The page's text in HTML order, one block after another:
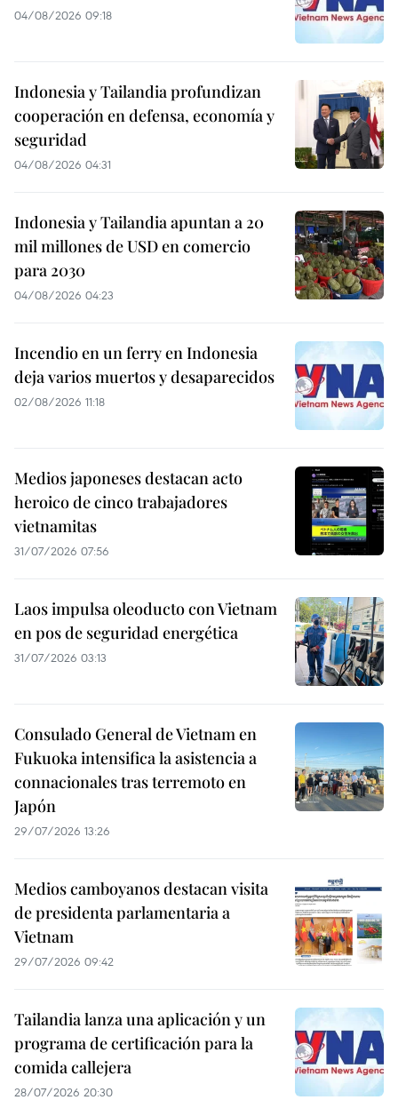
04/08/2026 09:18
Indonesia y Tailandia profundizan
cooperación en defensa, economía y
seguridad
04/08/2026 04:31
Indonesia y Tailandia apuntan a 20
mil millones de USD en comercio
para 2030
04/08/2026 04:23
Incendio en un ferry en Indonesia
deja varios muertos y desaparecidos
02/08/2026 11:18
Medios japoneses destacan acto
heroico de cinco trabajadores
vietnamitas
31/07/2026 07:56
Laos impulsa oleoducto con Vietnam
en pos de seguridad energética
31/07/2026 03:13
Consulado General de Vietnam en
Fukuoka intensifica la asistencia a
connacionales tras terremoto en
Japón
29/07/2026 13:26
Medios camboyanos destacan visita
de presidenta parlamentaria a
Vietnam
29/07/2026 09:42
Tailandia lanza una aplicación y un
programa de certificación para la
comida callejera
28/07/2026 20:30